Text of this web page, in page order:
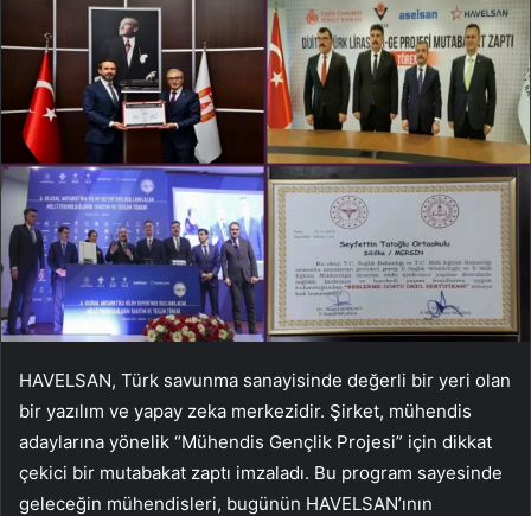
HAVELSAN, Türk savunma sanayisinde değerli bir yeri olan
bir yazılım ve yapay zeka merkezidir. Şirket, mühendis
adaylarına yönelik “Mühendis Gençlik Projesi” için dikkat
çekici bir mutabakat zaptı imzaladı. Bu program sayesinde
geleceğin mühendisleri, bugünün HAVELSAN’ının